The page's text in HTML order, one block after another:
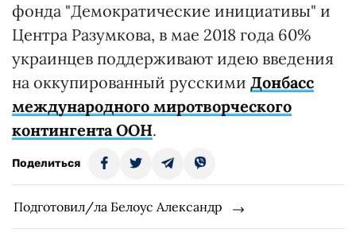
фонда "Демократические инициативы" и
Центра Разумкова, в мае 2018 года 60%
украинцев поддерживают идею введения
на оккупированный русскими Донбасс
международного миротворческого
контингента ООН.
Поделиться
Подготовил/ла Белоус Александр